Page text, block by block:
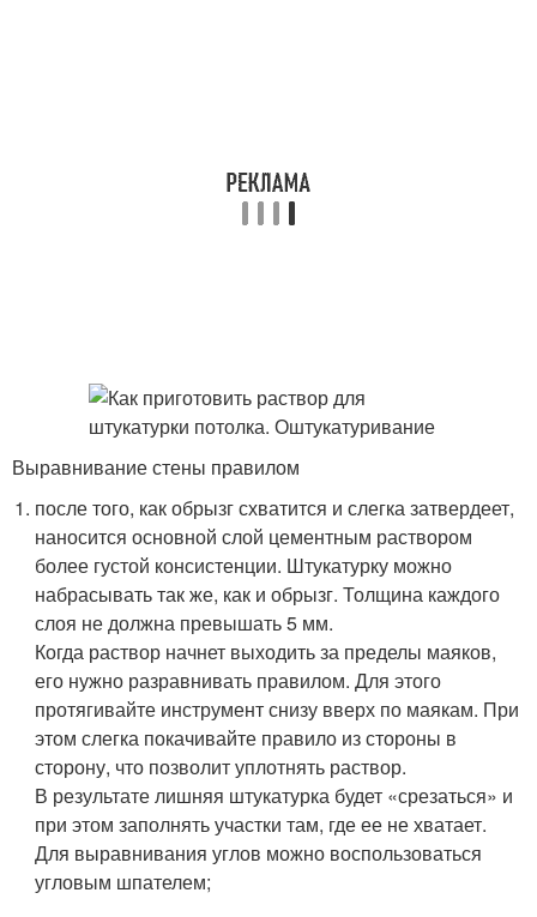
Выравнивание стены правилом
после того, как обрызг схватится и слегка затвердеет,
наносится основной слой цементным раствором
более густой консистенции. Штукатурку можно
набрасывать так же, как и обрызг. Толщина каждого
слоя не должна превышать 5 мм.
Когда раствор начнет выходить за пределы маяков,
его нужно разравнивать правилом. Для этого
протягивайте инструмент снизу вверх по маякам. При
этом слегка покачивайте правило из стороны в
сторону, что позволит уплотнять раствор.
В результате лишняя штукатурка будет «срезаться» и
при этом заполнять участки там, где ее не хватает.
Для выравнивания углов можно воспользоваться
угловым шпателем;